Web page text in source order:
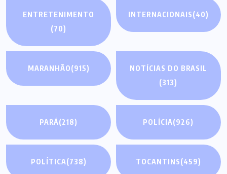
ENTRETENIMENTO
(70)
INTERNACIONAIS(40)
MARANHÃO(915)
NOTÍCIAS DO BRASIL
(313)
PARÁ(218) POLÍCIA(926)
POLÍTICA(738) TOCANTINS(459)